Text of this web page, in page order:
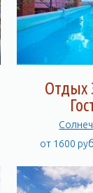
Отдых
от 1600